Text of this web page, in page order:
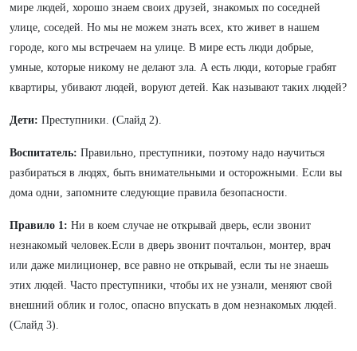
мире людей, хорошо знаем своих друзей, знакомых по соседней
улице, соседей. Но мы не можем знать всех, кто живет в нашем
городе, кого мы встречаем на улице. В мире есть люди добрые,
умные, которые никому не делают зла. А есть люди, которые грабят
квартиры, убивают людей, воруют детей. Как называют таких людей?
Дети: Преступники. (Слайд 2).
Воспитатель: Правильно, преступники, поэтому надо научиться
разбираться в людях, быть внимательными и осторожными. Если вы
дома одни, запомните следующие правила безопасности.
Правило 1: Ни в коем случае не открывай дверь, если звонит
незнакомый человек.Если в дверь звонит почтальон, монтер, врач
или даже милиционер, все равно не открывай, если ты не знаешь
этих людей. Часто преступники, чтобы их не узнали, меняют свой
внешний облик и голос, опасно впускать в дом незнакомых людей.
(Слайд 3).